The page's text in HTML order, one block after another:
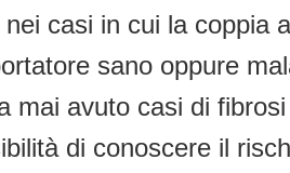
casi in cui la coppia
sano oppure
avuto casi di
di conoscere il